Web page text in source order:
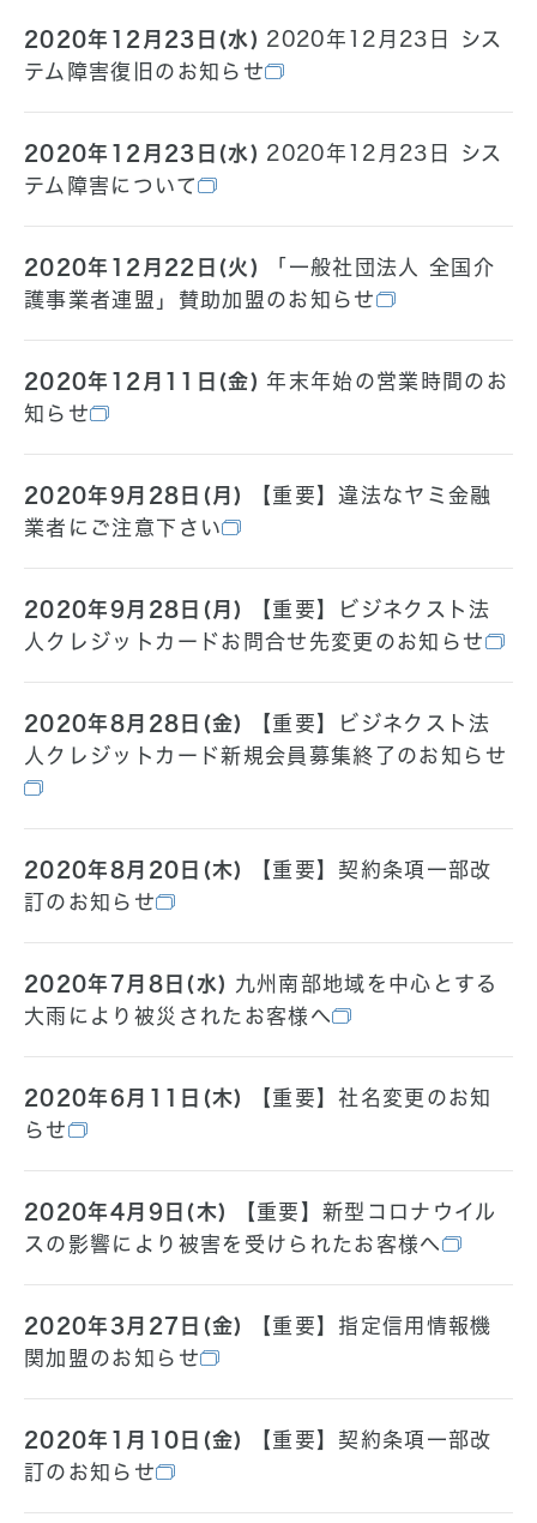
2020年12月23日(水) 2020年12月23日 シス
テム障害復旧のお知らせ
2020年12月23日(水) 2020年12月23日 シス
テム障害について
2020年12月22日(火)
「一般社団法人 全国介
護事業者連盟」賛助加盟のお知らせ
2020年12月11日(金) 年末年始の営業時間のお
知らせ
2020年9月28日(月)
【重要】違法なヤミ金融
業者にご注意下さい
2020年9月28日(月)
【重要】ビジネクスト法
人クレジットカードお問合せ先変更のお知らせ
2020年8月28日(金)
【重要】ビジネクスト法
人クレジットカード新規会員募集終了のお知らせ
2020年8月20日(木)
【重要】契約条項一部改
訂のお知らせ
2020年7月8日(水) 九州南部地域を中心とする
大雨により被災されたお客様へ
2020年6月11日(木)
【重要】社名変更のお知
らせ
2020年4月9日(木)
【重要】新型コロナウイル
スの影響により被害を受けられたお客様へ
2020年3月27日(金)
【重要】指定信用情報機
関加盟のお知らせ
2020年1月10日(金)
【重要】契約条項一部改
訂のお知らせ